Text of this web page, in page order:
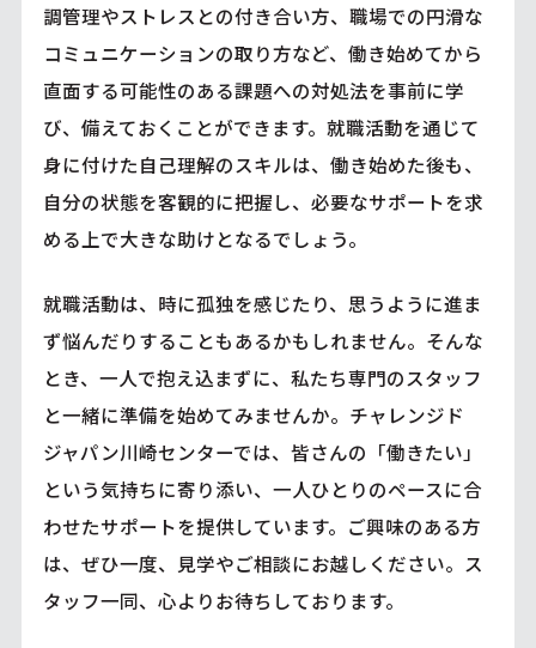
調管理やストレスとの付き合い方、職場での円滑な
コミュニケーションの取り方など、働き始めてから
直面する可能性のある課題への対処法を事前に学
び、備えておくことができます。就職活動を通じて
身に付けた自己理解のスキルは、働き始めた後も、
自分の状態を客観的に把握し、必要なサポートを求
める上で大きな助けとなるでしょう。
就職活動は、時に孤独を感じたり、思うように進ま
ず悩んだりすることもあるかもしれません。そんな
とき、一人で抱え込まずに、私たち専門のスタッフ
と一緒に準備を始めてみませんか。チャレンジド
ジャパン川崎センターでは、皆さんの「働きたい」
という気持ちに寄り添い、一人ひとりのペースに合
わせたサポートを提供しています。ご興味のある方
は、ぜひ一度、見学やご相談にお越しください。ス
タッフ一同、心よりお待ちしております。